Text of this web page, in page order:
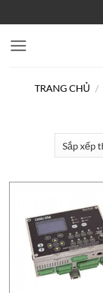
qua
nội
dung
TRANG CHỦ /